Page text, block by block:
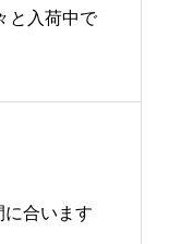
と入荷中で
に合います